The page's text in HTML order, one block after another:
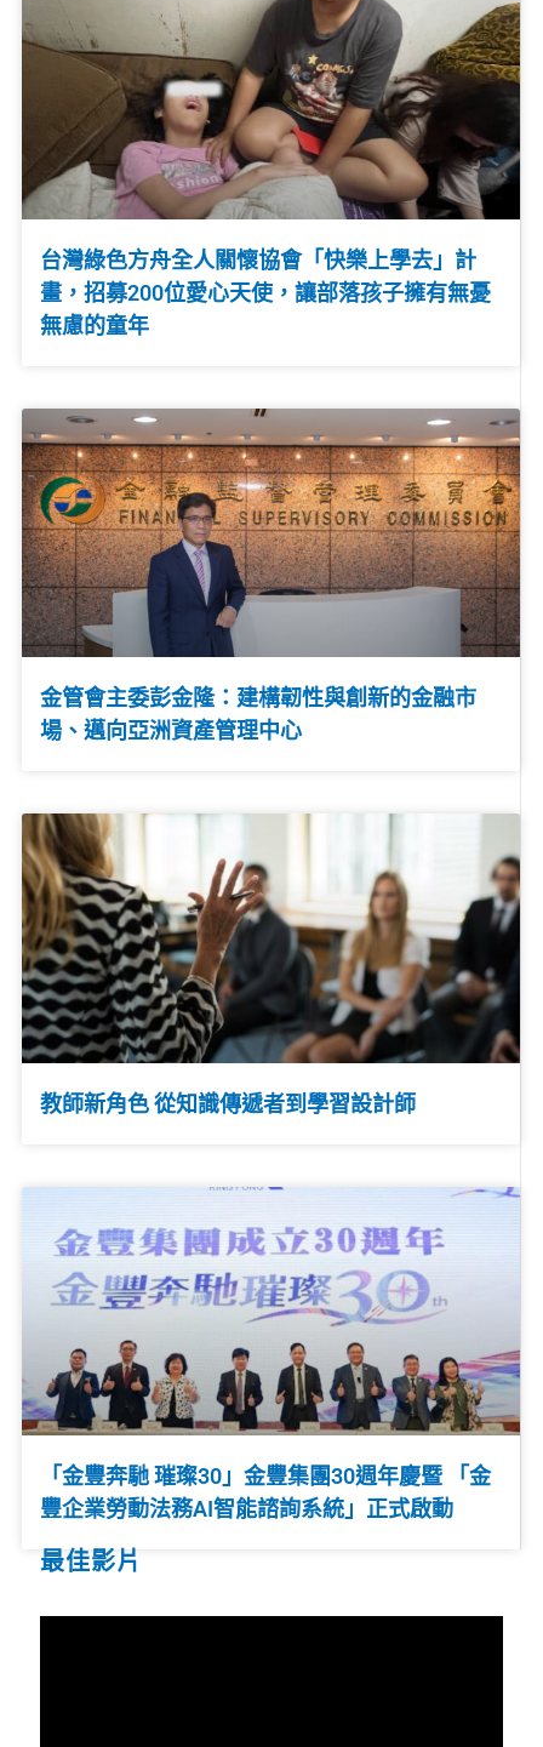
台灣綠色方舟全人關懷協會「快樂上學去」計
畫，招募200位愛心天使，讓部落孩子擁有無憂
無慮的童年
金管會主委彭金隆：建構韌性與創新的金融市
場、邁向亞洲資產管理中心
教師新角色 從知識傳遞者到學習設計師
「金豐奔馳 璀璨30」金豐集團30週年慶暨 「金
豐企業勞動法務AI智能諮詢系統」正式啟動
最佳影片